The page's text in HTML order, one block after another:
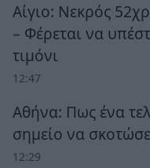
Αίγιο: Νεκρός
– Φέρεται να
τιμόνι
12:47
Αθήνα: Πως ένα
σημείο να
12:29